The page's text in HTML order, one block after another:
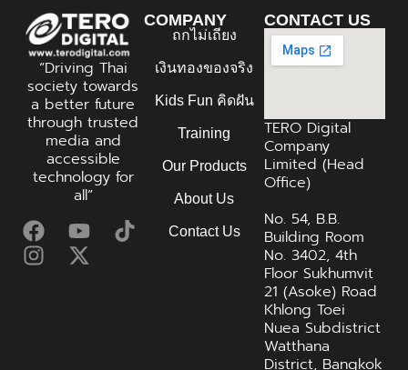
“Driving Thai
society towards
a better future
through trusted
media and
accessible
technology for
all”
COMPANY
ถกไม่เถียง
เงินทองของจริง
Kids Fun คิดฝัน
Training
Our Products
About Us
Contact Us
CONTACT US
TERO Digital
Company
Limited (Head
Office)
No. 54, B.B.
Building Room
No. 3402, 4th
Floor Sukhumvit
21 (Asoke) Road
Khlong Toei
Nuea Subdistrict
Watthana
District, Bangkok